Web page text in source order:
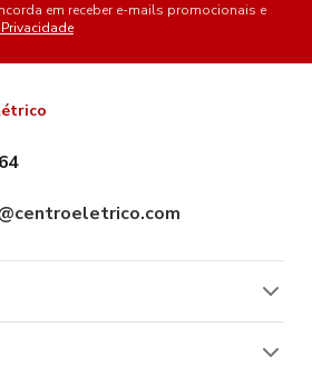
em receber e-mails promocionais e